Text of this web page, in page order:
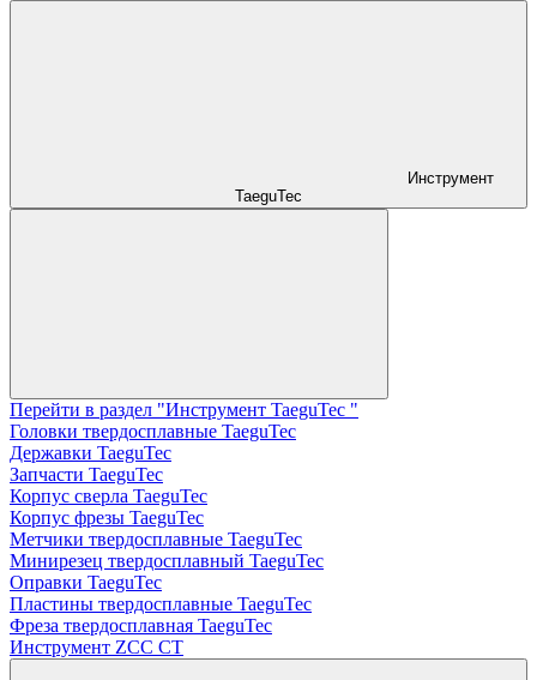
Инструмент
TaeguTec
Перейти в раздел "Инструмент TaeguTec "
Головки твердосплавные TaeguTec
Державки TaeguTec
Запчасти TaeguTec
Корпус сверла TaeguTec
Корпус фрезы TaeguTec
Метчики твердосплавные TaeguTec
Минирезец твердосплавный TaeguTec
Оправки TaeguTec
Пластины твердосплавные TaeguTec
Фреза твердосплавная TaeguTec
Инструмент ZCС CT